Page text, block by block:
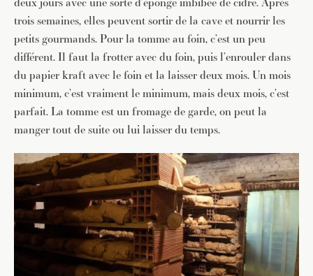
trois semaines, elles peuvent sortir de la cave et nourrir les
petits gourmands. Pour la tomme au foin, c’est un peu
différent. Il faut la frotter avec du foin, puis l’enrouler dans
du papier kraft avec le foin et la laisser deux mois. Un mois
minimum, c’est vraiment le minimum, mais deux mois, c’est
parfait. La tomme est un fromage de garde, on peut la
manger tout de suite ou lui laisser du temps.